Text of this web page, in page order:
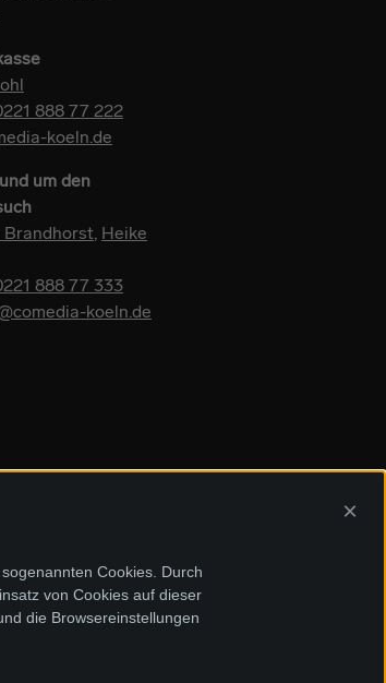
888 77 222
koeln.de
um den
Brandhorst Heike
888 77 333
koeln.de
×
Cookies. Durch
von Cookies auf dieser
die Browsereinstellungen